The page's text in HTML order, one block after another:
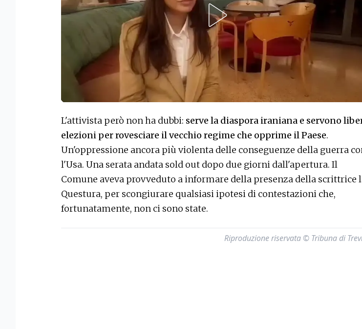
L'attivista però non ha dubbi: serve la diaspora iraniana e servono
elezioni per rovesciare il vecchio regime che opprime il Paese.
Un'oppressione ancora più violenta delle conseguenze della guerra
l'Usa. Una serata andata sold out dopo due giorni dall'apertura. Il
Comune aveva provveduto a informare della presenza della scrittrice
Questura, per scongiurare qualsiasi ipotesi di contestazioni che,
fortunatamente, non ci sono state.
Riproduzione riservata © Tribuna di